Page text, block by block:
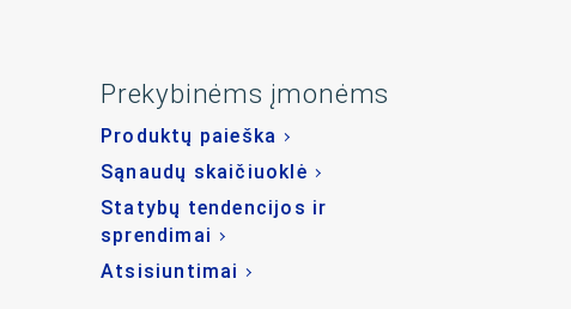
Prekybinėms įmonėms
Produktų paieška
Sąnaudų skaičiuoklė
Statybų tendencijos ir
sprendimai
Atsisiuntimai